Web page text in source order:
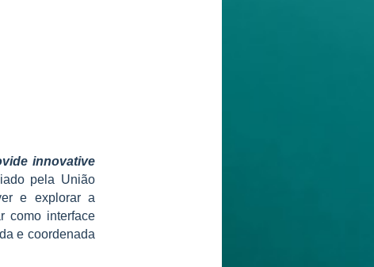
innovative
pela União
e explorar a
como interface
e coordenada